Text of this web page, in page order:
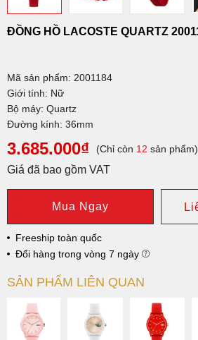
ĐỒNG HỒ LACOSTE QUARTZ
Mã sản phẩm: 2001184
Giới tính: Nữ
Bộ máy: Quartz
Đường kính: 36mm
3.685.000₫ (Chỉ còn 12 sản phẩm)
Giá đã bao gồm VAT
Mua Ngay
Freeship toàn quốc
Đổi hàng trong vòng 7 ngày
SẢN PHẨM LIÊN QUAN